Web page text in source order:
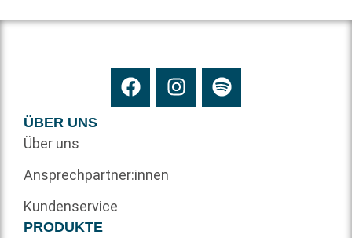
ÜBER UNS
Über uns
Ansprechpartner:innen
Kundenservice
PRODUKTE